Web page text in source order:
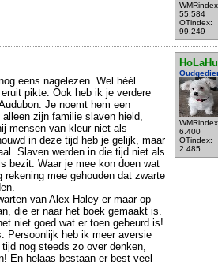
55.584
OTindex:
99.249
HoLaHu
6.400
OTindex:
2.485
eens nagelezen. Wel héél
pikte. Ook heb ik je verdere
Je noemt hem een
zijn familie slaven hield,
mensen van kleur niet als
in deze tijd heb je gelijk, maar
Slaven werden in die tijd niet als
bezit. Waar je mee kon doen wat
rekening mee gehouden dat zwarte
van Alex Haley er maar op
die er naar het boek gemaakt is.
niet goed wat er toen gebeurd is!
Persoonlijk heb ik meer aversie
nog steeds zo over denken,
En helaas bestaan er best veel